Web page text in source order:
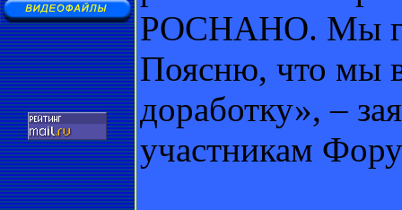
РОСНАНО. Мы
Поясню, что мы
доработку», –
участникам